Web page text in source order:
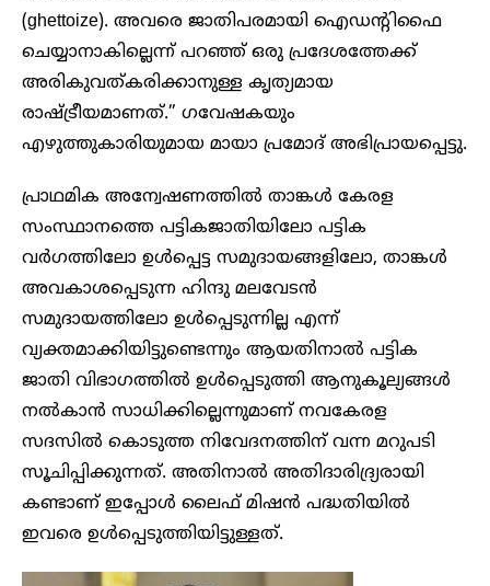
(ghettoize). അവരെ ജാതിപരമായി ഐഡന്റിഫൈ
ചെയ്യാനാകില്ലെന്ന് പറഞ്ഞ് ഒരു പ്രദേശത്തേക്ക്
അരികുവത്കരിക്കാനുള്ള കൃത്യമായ
രാഷ്ട്രീയമാണത്.” ഗവേഷകയും
എഴുത്തുകാരിയുമായ മായാ പ്രമോദ് അഭിപ്രായപ്പെട്ടു.
പ്രാഥമിക അന്വേഷണത്തിൽ താങ്കൾ കേരള
സംസ്ഥാനത്തെ പട്ടികജാതിയിലോ പട്ടിക
വർഗത്തിലോ ഉൾപ്പെട്ട സമുദായങ്ങളിലോ, താങ്കൾ
അവകാശപ്പെടുന്ന ഹിന്ദു മലവേടൻ
സമുദായത്തിലോ ഉൾപ്പെടുന്നില്ല എന്ന്
വ്യക്തമാക്കിയിട്ടുണ്ടെന്നും ആയതിനാൽ പട്ടിക
ജാതി വിഭാഗത്തിൽ ഉൾപ്പെടുത്തി ആനുകൂല്യങ്ങൾ
നൽകാൻ സാധിക്കില്ലെന്നുമാണ് നവകേരള
സദസിൽ കൊടുത്ത നിവേദനത്തിന് വന്ന മറുപടി
സൂചിപ്പിക്കുന്നത്. അതിനാൽ അതിദാരിദ്യ്രരായി
കണ്ടാണ് ഇപ്പോൾ ലൈഫ് മിഷൻ പദ്ധതിയിൽ
ഇവരെ ഉൾപ്പെടുത്തിയിട്ടുള്ളത്.